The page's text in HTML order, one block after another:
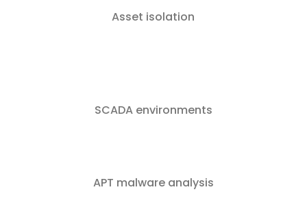
Asset isolation
SCADA environments
APT malware analysis